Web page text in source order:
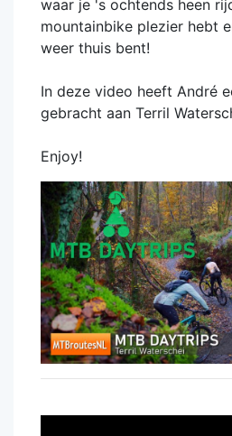
waar je 's ochtends heen
mountainbike plezier hebt
weer thuis bent!
In deze video heeft André
gebracht aan Terril
Enjoy!